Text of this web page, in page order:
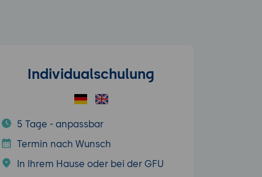
Individualschulung
5 Tage - anpassbar
Termin nach Wunsch
In Ihrem Hause oder bei der GFU